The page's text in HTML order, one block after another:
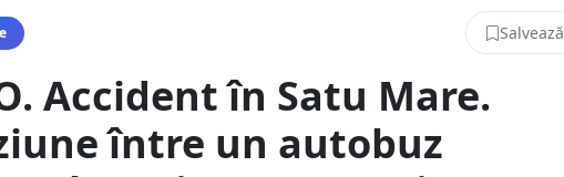
Salvează
Accident în Satu Mare.
între un autobuz